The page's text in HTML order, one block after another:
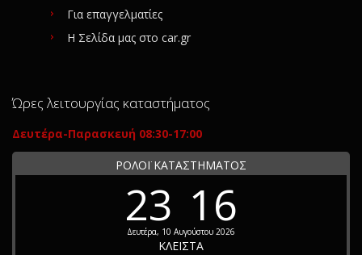
Για επαγγελματίες
Η Σελίδα μας στο car.gr
Ώρες λειτουργίας καταστήματος
Δευτέρα-Παρασκευή 08:30-17:00
ΡΟΛΟΪ ΚΑΤΑΣΤΗΜΑΤΟΣ
23 16
Δευτέρα, 10 Αυγούστου 2026
ΚΛΕΙΣΤΑ